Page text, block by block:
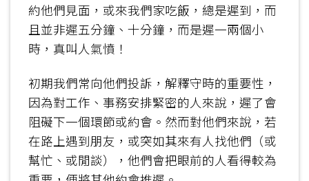
約他們見面，或來我們家吃飯，總是遲到，而
且並非遲五分鐘、十分鐘，而是遲一兩個小
時，真叫人氣憤！
初期我們常向他們投訴，解釋守時的重要性，
因為對工作、事務安排緊密的人來說，遲了會
阻礙下一個環節或約會。然而對他們來說，若
在路上遇到朋友，或突如其來有人找他們（或
幫忙、或閒談），他們會把眼前的人看得較為